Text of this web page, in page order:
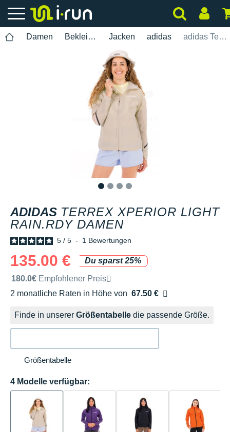
Damen Bekleidung Jacken adidas adidas Terrex Xperior Light Rain.Rdy Damen
ADIDAS TERREX XPERIOR LIGHT
RAIN.RDY DAMEN
5 / 5 - 1 Bewertungen
135.00 €
Du sparst 25%
Unverbindliche Preisempfehlung der Marke
180.0€ Empfohlener Preis
2 monatliche Raten in Höhe von 67.50 €
Ohne Zusatzkosten
Finde in unserer Größentabelle die passende Größe.
Größentabelle
4 Modelle verfügbar: